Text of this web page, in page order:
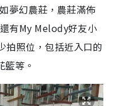
夢幻農莊，農莊滿佈
有My Melody好友小
拍照位，包括近入口的
等。